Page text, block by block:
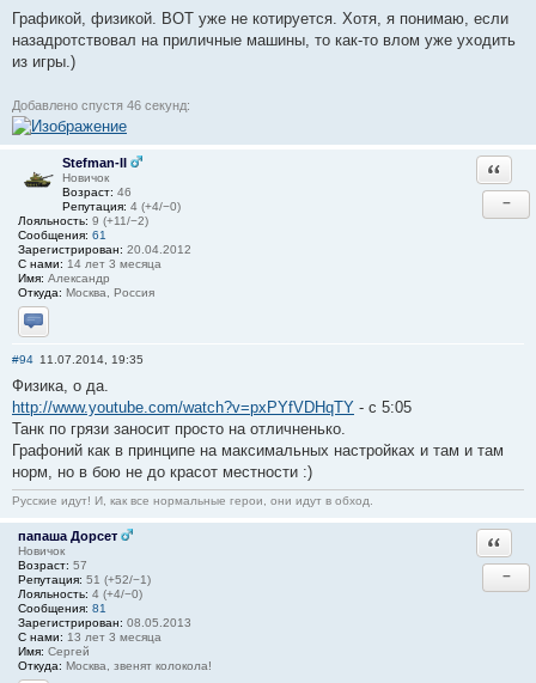
Графикой, физикой. ВОТ уже не котируется. Хотя, я понимаю, если
назадротствовал на приличные машины, то как-то влом уже уходить
из игры.)
Добавлено спустя 46 секунд:
Stefman-II
Новичок
Возраст: 46
Репутация: 4 (+4/−0)
Лояльность: 9 (+11/−2)
Сообщения: 61
Зарегистрирован: 20.04.2012
С нами: 14 лет 3 месяца
Имя: Александр
Откуда: Москва, Россия
Отправить личное сообщение
−
#94 11.07.2014, 19:35
Физика, о да.
http://www.youtube.com/watch?v=pxPYfVDHqTY - с 5:05
Танк по грязи заносит просто на отличненько.
Графоний как в принципе на максимальных настройках и там и там
норм, но в бою не до красот местности :)
Русские идут! И, как все нормальные герои, они идут в обход.
папаша Дорсет
Новичок
Возраст: 57
Репутация: 51 (+52/−1)
Лояльность: 4 (+4/−0)
Сообщения: 81
Зарегистрирован: 08.05.2013
С нами: 13 лет 3 месяца
Имя: Сергей
Откуда: Москва, звенят колокола!
−